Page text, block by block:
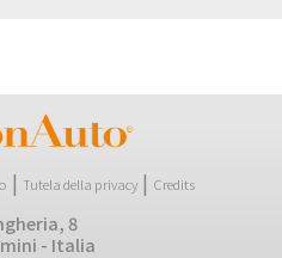
| Tutela della privacy | Credits
8
- Italia